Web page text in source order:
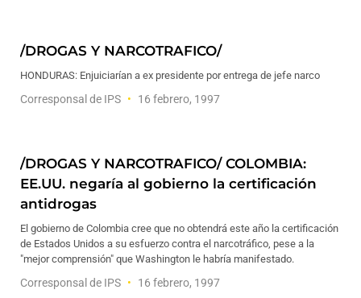
/DROGAS Y NARCOTRAFICO/
HONDURAS: Enjuiciarían a ex presidente por entrega de jefe narco
Corresponsal de IPS 16 febrero, 1997
/DROGAS Y NARCOTRAFICO/ COLOMBIA:
EE.UU. negaría al gobierno la certificación
antidrogas
El gobierno de Colombia cree que no obtendrá este año la certificación
de Estados Unidos a su esfuerzo contra el narcotráfico, pese a la
"mejor comprensión" que Washington le habría manifestado.
Corresponsal de IPS 16 febrero, 1997